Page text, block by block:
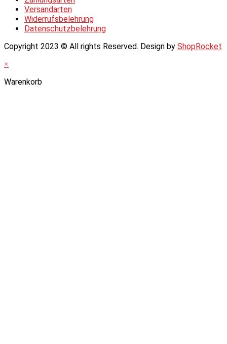
Versandarten
Widerrufsbelehrung
Datenschutzbelehrung
Copyright 2023 © All rights Reserved. Design by ShopRocket
×
Warenkorb